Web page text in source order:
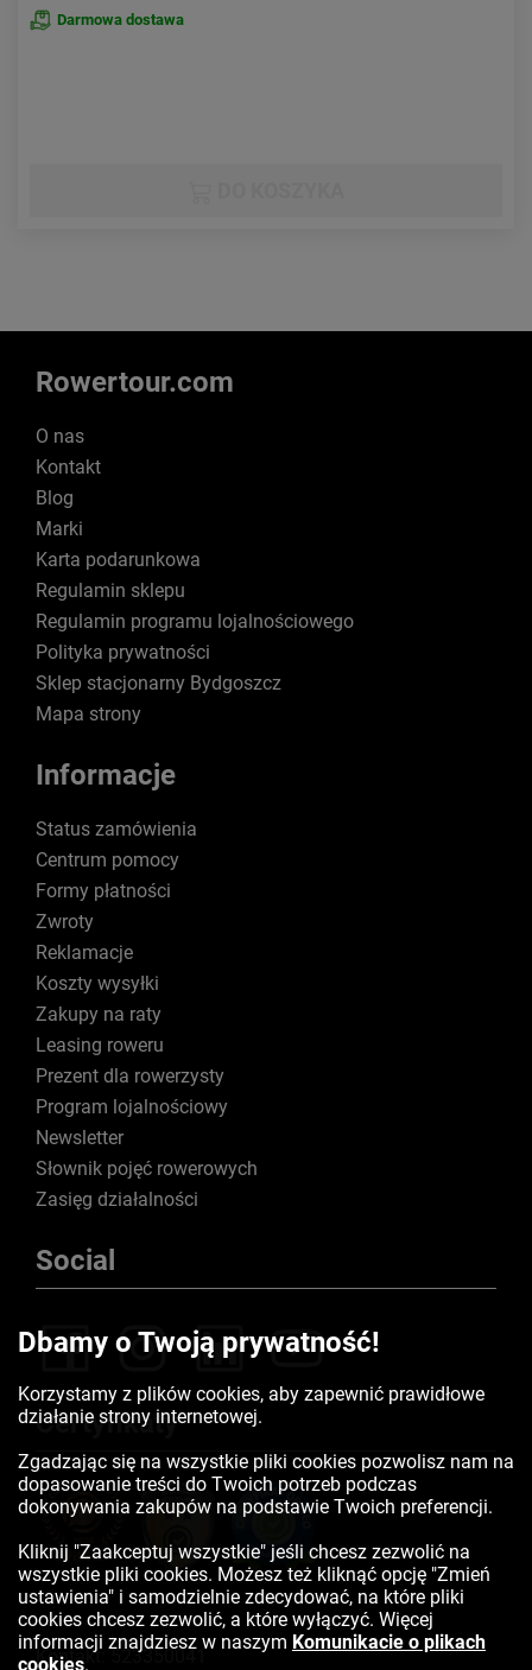
Darmowa dostawa
Rowertour.com
O nas
Kontakt
Blog
Marki
Karta podarunkowa
Regulamin sklepu
Regulamin programu lojalnościowego
Polityka prywatności
Sklep stacjonarny Bydgoszcz
Mapa strony
Informacje
Status zamówienia
Centrum pomocy
Formy płatności
Zwroty
Reklamacje
Koszty wysyłki
Zakupy na raty
Leasing roweru
Prezent dla rowerzysty
Program lojalnościowy
Newsletter
Słownik pojęć rowerowych
Zasięg działalności
Social
Certyfikaty
Kontakt:523350041
Dbamy o Twoją prywatność!
Korzystamy z plików cookies, aby zapewnić prawidłowe
działanie strony internetowej.
Zgadzając się na wszystkie pliki cookies pozwolisz nam na
dopasowanie treści do Twoich potrzeb podczas
dokonywania zakupów na podstawie Twoich preferencji.
Kliknij "Zaakceptuj wszystkie" jeśli chcesz zezwolić na
wszystkie pliki cookies. Możesz też kliknąć opcję "Zmień
ustawienia" i samodzielnie zdecydować, na które pliki
cookies chcesz zezwolić, a które wyłączyć. Więcej
informacji znajdziesz w naszym Komunikacie o plikach
cookies.